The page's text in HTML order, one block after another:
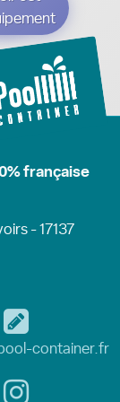
française
- 17137
container.fr